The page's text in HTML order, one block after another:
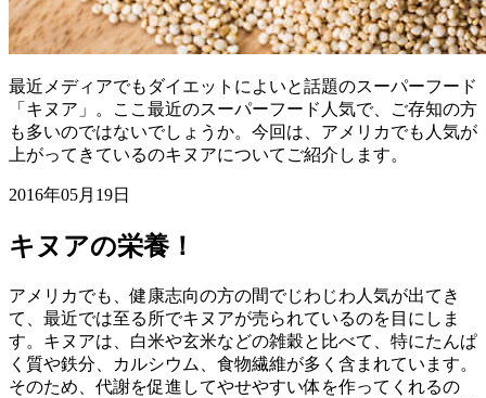
最近メディアでもダイエットによいと話題のスーパーフード
「キヌア」。ここ最近のスーパーフード人気で、ご存知の方
も多いのではないでしょうか。今回は、アメリカでも人気が
上がってきているのキヌアについてご紹介します。
2016年05月19日
キヌアの栄養！
アメリカでも、健康志向の方の間でじわじわ人気が出てき
て、最近では至る所でキヌアが売られているのを目にしま
す。キヌアは、白米や玄米などの雑穀と比べて、特にたんぱ
く質や鉄分、カルシウム、食物繊維が多く含まれています。
そのため、代謝を促進してやせやすい体を作ってくれるの